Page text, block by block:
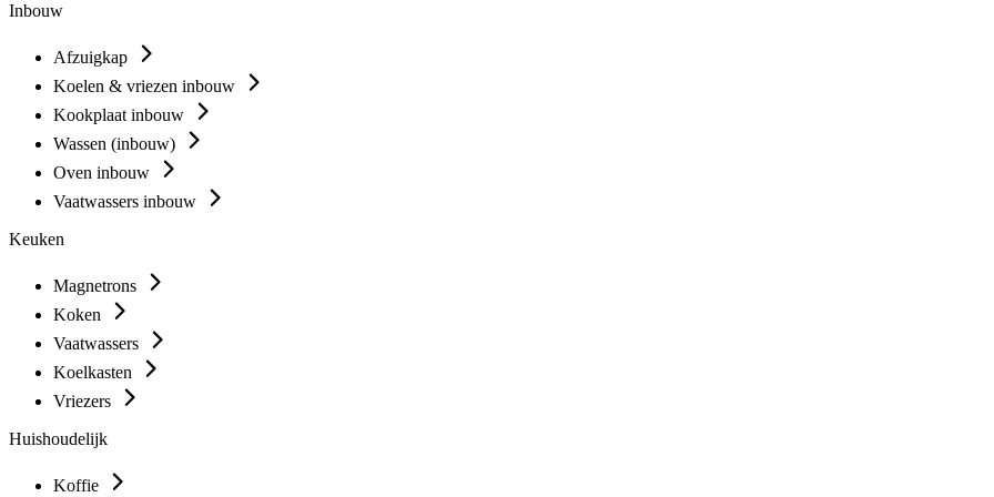
Inbouw
Afzuigkap
Koelen & vriezen inbouw
Kookplaat inbouw
Wassen (inbouw)
Oven inbouw
Vaatwassers inbouw
Keuken
Magnetrons
Koken
Vaatwassers
Koelkasten
Vriezers
Huishoudelijk
Koffie